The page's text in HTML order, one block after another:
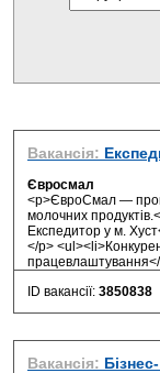
Вакансія:
Євросмал
<p>ЄвроСмал —
молочних
Експедитор у м.
</p>
ID вакансії: 3850838
Вакансія: